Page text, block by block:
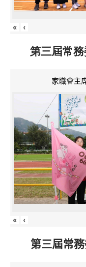
« ‹
第三屆常
家職會主
« ‹
第三屆常